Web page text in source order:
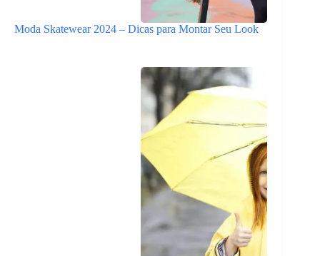
Moda Skatewear 2024 – Dicas para Montar Seu Look